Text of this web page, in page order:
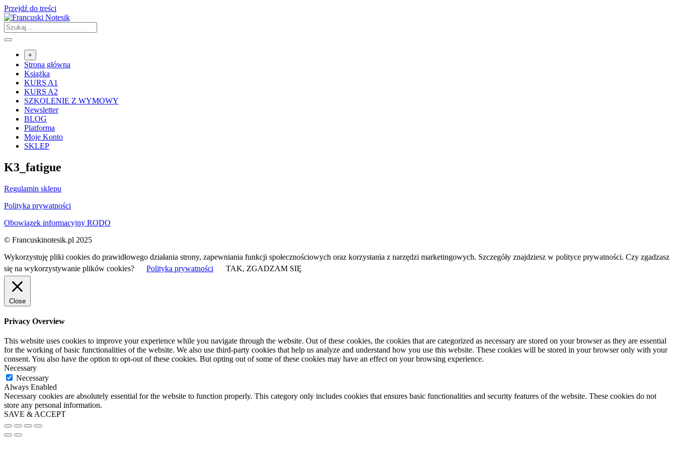
Przejdź do treści
+
Strona główna
Książka
KURS A1
KURS A2
SZKOLENIE Z WYMOWY
Newsletter
BLOG
Platforma
Moje Konto
SKLEP
K3_fatigue
Regulamin sklepu
Polityka prywatności
Obowiązek informacyjny RODO
© Francuskinotesik.pl 2025
Wykorzystuję pliki cookies do prawidłowego działania strony, zapewniania funkcji społecznościowych oraz korzystania z narzędzi marketingowych. Szczegóły znajdziesz w polityce prywatności. Czy zgadzasz
się na wykorzystywanie plików cookies?
Polityka prywatności TAK, ZGADZAM SIĘ
Close
Privacy Overview
This website uses cookies to improve your experience while you navigate through the website. Out of these cookies, the cookies that are categorized as necessary are stored on your browser as they are essential
for the working of basic functionalities of the website. We also use third-party cookies that help us analyze and understand how you use this website. These cookies will be stored in your browser only with your
consent. You also have the option to opt-out of these cookies. But opting out of some of these cookies may have an effect on your browsing experience.
Necessary
Necessary
Always Enabled
Necessary cookies are absolutely essential for the website to function properly. This category only includes cookies that ensures basic functionalities and security features of the website. These cookies do not
store any personal information.
SAVE & ACCEPT